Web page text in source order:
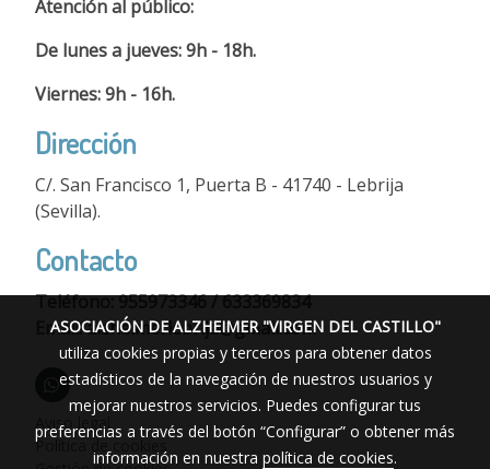
Atención al público:
De lunes a jueves: 9h - 18h.
Viernes: 9h - 16h.
Dirección
C/. San Francisco 1, Puerta B - 41740 - Lebrija
(Sevilla).
Contacto
Teléfono: 955973346 / 633369834
Email: alzheimerlebrija@gmail.com
Aviso legal
Política de cookies
ASOCIACIÓN DE ALZHEIMER "VIRGEN DEL CASTILLO"
utiliza cookies propias y terceros para obtener datos
estadísticos de la navegación de nuestros usuarios y
mejorar nuestros servicios. Puedes configurar tus
preferencias a través del botón “Configurar” o obtener más
información en nuestra política de cookies.